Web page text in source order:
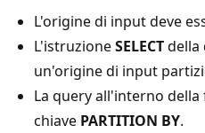
L'origine di input deve
L'istruzioneSELECTdella
un'origine di input
La query all'interno
chiave PARTITION BY.